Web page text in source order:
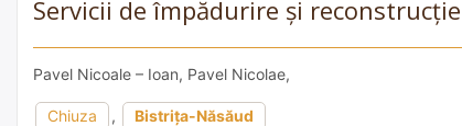
Servicii de împădurire și
Pavel Nicoale – Ioan, Pavel Nicolae,
Chiuza , Bistrița-Năsăud